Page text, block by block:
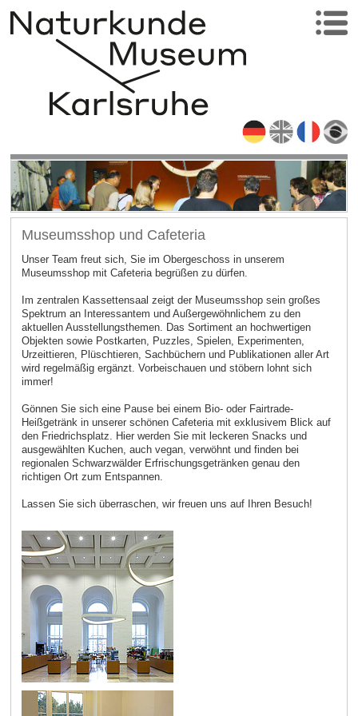
Museumsshop und Cafeteria
Unser Team freut sich, Sie im Obergeschoss in unserem
Museumsshop mit Cafeteria begrüßen zu dürfen.
Im zentralen Kassettensaal zeigt der Museumsshop sein großes
Spektrum an Interessantem und Außergewöhnlichem zu den
aktuellen Ausstellungsthemen. Das Sortiment an hochwertigen
Objekten sowie Postkarten, Puzzles, Spielen, Experimenten,
Urzeittieren, Plüschtieren, Sachbüchern und Publikationen aller Art
wird regelmäßig ergänzt. Vorbeischauen und stöbern lohnt sich
immer!
Gönnen Sie sich eine Pause bei einem Bio- oder Fairtrade-
Heißgetränk in unserer schönen Cafeteria mit exklusivem Blick auf
den Friedrichsplatz. Hier werden Sie mit leckeren Snacks und
ausgewählten Kuchen, auch vegan, verwöhnt und finden bei
regionalen Schwarzwälder Erfrischungsgetränken genau den
richtigen Ort zum Entspannen.
Lassen Sie sich überraschen, wir freuen uns auf Ihren Besuch!